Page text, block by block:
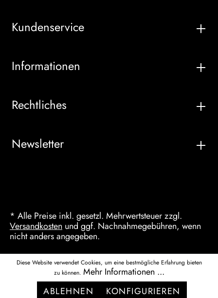
Kundenservice
Informationen
Rechtliches
Newsletter
* Alle Preise inkl. gesetzl. Mehrwertsteuer zzgl.
Versandkosten und ggf. Nachnahmegebühren, wenn
nicht anders angegeben.
Diese Website verwendet Cookies, um eine bestmögliche Erfahrung bieten
zu können. Mehr Informationen ...
ABLEHNEN
KONFIGURIEREN